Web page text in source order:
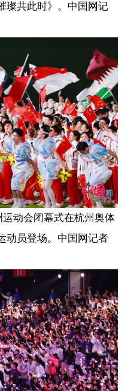
璨共此时》。中国网记
动会闭幕式在杭州奥体
动员登场。中国网记者